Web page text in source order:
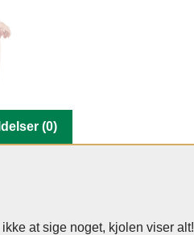
(0)
at sige noget, kjolen viser alt!